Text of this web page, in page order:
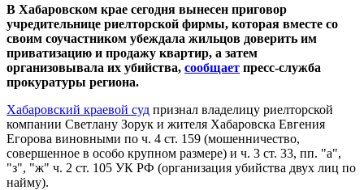
В Хабаровском крае сегодня вынесен приговор
учредительнице риелторской фирмы, которая вместе со
своим соучастником убеждала жильцов доверить им
приватизацию и продажу квартир, а затем
организовывала их убийства, сообщает пресс-служба
прокуратуры региона.
Хабаровский краевой суд признал владелицу риелторской
компании Светлану Зорук и жителя Хабаровска Евгения
Егорова виновными по ч. 4 ст. 159 (мошенничество,
совершенное в особо крупном размере) и ч. 3 ст. 33, пп. "а",
"з", "ж" ч. 2 ст. 105 УК РФ (организация убийства двух лиц по
найму).